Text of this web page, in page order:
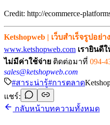
Credit: http://ecommerce-
Ketshopweb | เว็บสำเร็จรูปอย่
www.ketshopweb.com เรายินดี
ไม่มีค่าใช้จ่าย ติดต่อมาที่ 094-
sales@ketshopweb.com
#สาระน่ารู้#การตลาด
แชร์:
กลับหน้าบทความทั้งหมด